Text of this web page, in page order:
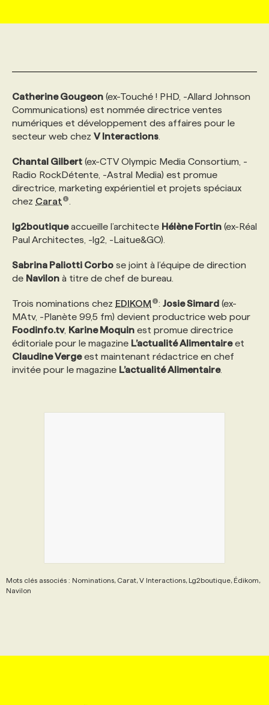
AFFAIRES DE L'INDUSTRIE
INITIATIVES NUMÉRIQUES
TENDANCES
WEB & MÉDIAS SOCIAUX
MARKETING DURABLE
ÉVÉNEMENTIEL
NOS AUTEUR‧RICES
INFOLETTRE PUBLICITÉ
ANNONCEZ AVEC NOUS
CONSULTER LA CVTHÈQUE
PROFIL ENTREPRISE
ANNONCEZ AVEC NOUS
VOIR LES OFFRES
PROFIL CANDIDAT
FAQ
ANNONCEZ AVEC NOUS
NOS FORMATIONS EN LIGNE
NOS PARCOURS DE FORMATIONS
NOS FORMATEUR‧RICES
POURQUOI CHOISIR NOS FORMATIONS
NOS TARIFS
PROGRAMMES DE SUBVENTIONS
FAQ
ANNONCEZ AVEC NOUS
CHASSE DE TÊTE
SERVICE DE CHASSE DE TÊTE
NOS EXPERTISES
FAQ
ANNONCEZ AVEC NOUS
Catherine Gougeon (ex-Touché ! PHD, -Allard Johnson
Communications) est nommée directrice ventes
numériques et développement des affaires pour le
secteur web chez V Interactions
Chantal Gilbert (ex-CTV Olympic Media Consortium, -
Radio RockDétente, -Astral Media) est promue
directrice, marketing expérientiel et projets spéciaux
chez Carat
lg2boutiqueaccueille l’architecte Hélène Fortin (ex-Réal
Paul Architectes, -lg2, -Laitue&GO).
Sabrina Paliotti Corbo se joint à l’équipe de direction
de Navilon à titre de chef de bureau.
Trois nominations chez EDIKOM : Josie Simard(ex-
MAtv, -Planète 99,5 fm) devient productrice web pour
Foodinfo.tv, Karine Moquin est promue directrice
éditoriale pour le magazine L’actualité Alimentaireet
Claudine Vergeest maintenant rédactrice en chef
invitée pour le magazine L’actualité Alimentaire.
Mots clés associés : Nominations, Carat, V Interactions, Lg2boutique, Édikom,
Navilon